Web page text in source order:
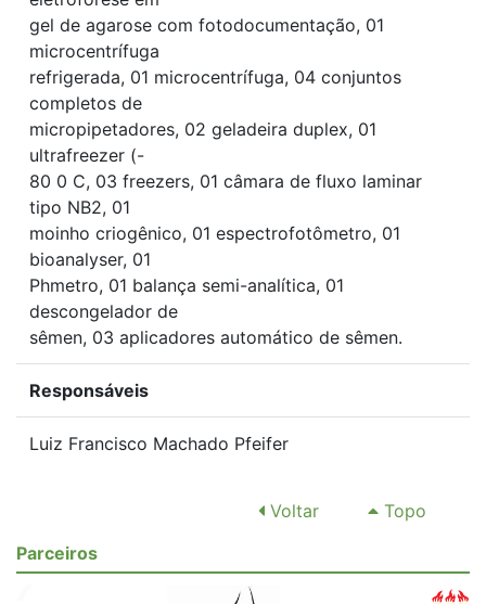
gel de agarose com fotodocumentação, 01
microcentrífuga
refrigerada, 01 microcentrífuga, 04 conjuntos
completos de
micropipetadores, 02 geladeira duplex, 01
ultrafreezer (-
80 0 C, 03 freezers, 01 câmara de fluxo laminar
tipo NB2, 01
moinho criogênico, 01 espectrofotômetro, 01
bioanalyser, 01
Phmetro, 01 balança semi-analítica, 01
descongelador de
sêmen, 03 aplicadores automático de sêmen.
Responsáveis
Luiz Francisco Machado Pfeifer
Voltar
Topo
Parceiros